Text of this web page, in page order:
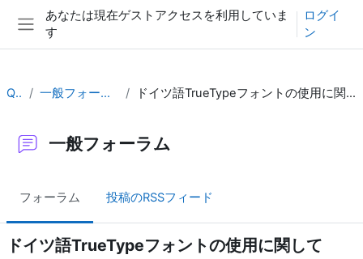
メインコンテンツへスキップする
サイドパネル
あなたは現在ゲストアクセスを利用していま
す
ログイ
ン
QA 一般フォーラム ドイツ語TrueTypeフォントの使用に関して
一般フォーラム
フォーラム 投稿のRSSフィード
ドイツ語TrueTypeフォントの使用に関して